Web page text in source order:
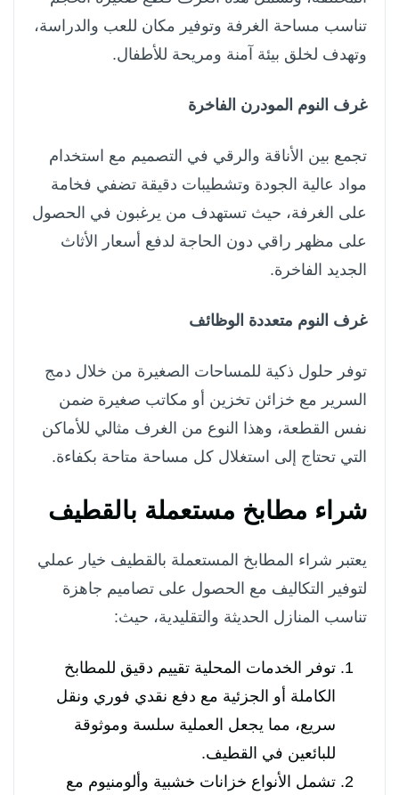
تناسب مساحة الغرفة وتوفير مكان للعب والدراسة،
وتهدف لخلق بيئة آمنة ومريحة للأطفال.
غرف النوم المودرن الفاخرة
تجمع بين الأناقة والرقي في التصميم مع استخدام
مواد عالية الجودة وتشطيبات دقيقة تضفي فخامة
على الغرفة، حيث تستهدف من يرغبون في الحصول
على مظهر راقي دون الحاجة لدفع أسعار الأثاث
الجديد الفاخرة.
غرف النوم متعددة الوظائف
توفر حلول ذكية للمساحات الصغيرة من خلال دمج
السرير مع خزائن تخزين أو مكاتب صغيرة ضمن
نفس القطعة، وهذا النوع من الغرف مثالي للأماكن
التي تحتاج إلى استغلال كل مساحة متاحة بكفاءة.
شراء مطابخ مستعملة بالقطيف
يعتبر شراء المطابخ المستعملة بالقطيف خيار عملي
لتوفير التكاليف مع الحصول على تصاميم جاهزة
تناسب المنازل الحديثة والتقليدية، حيث:
توفر الخدمات المحلية تقييم دقيق للمطابخ
الكاملة أو الجزئية مع دفع نقدي فوري ونقل
سريع، مما يجعل العملية سلسة وموثوقة
للبائعين في القطيف.
تشمل الأنواع خزانات خشبية وألومنيوم مع